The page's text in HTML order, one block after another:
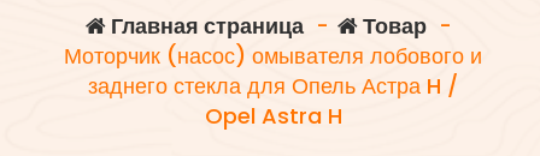
Главная страница- Товар-
Моторчик (насос) омывателя лобового и
заднего стекла для Опель Астра H /
Opel Astra H